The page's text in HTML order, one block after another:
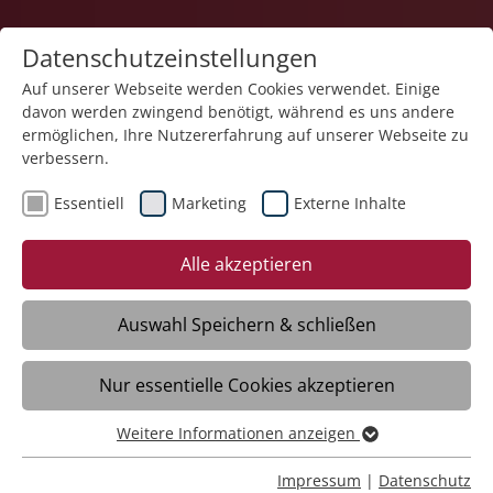
Bildung
04.11.2025
Über 300 Teilnehmende
beim Fachtag Autismus
Ravensburg – Rund 200 Gäste vor Ort in
Ravensburg, über weitere 100 online
zugeschaltet: Die Resonanz auf den 18.
Fachtag Autismus des
Berufsbildungswerks Adolf Aich (BBW) der
Datenschutzeinstellungen
Auf unserer Webseite werden Cookies verwendet. Einige
davon werden zwingend benötigt, während es uns andere
ermöglichen, Ihre Nutzererfahrung auf unserer Webseite zu
verbessern.
Essentiell Marketing Externe Inhalte
Alle akzeptieren
Auswahl Speichern & schließen
Nur essentielle Cookies akzeptieren
Essentiell
Essentielle Cookies werden für grundlegende Funktionen
Weitere Informationen anzeigen
Impressum | Datenschutz